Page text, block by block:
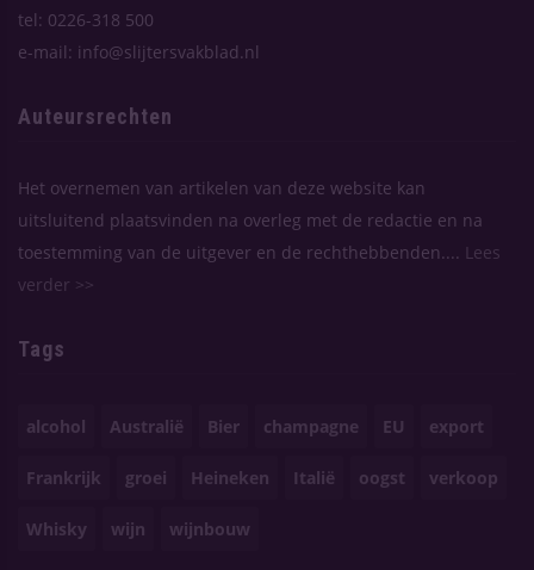
tel: 0226-318 500
e-mail: info@slijtersvakblad.nl
Auteursrechten
Het overnemen van artikelen van deze website kan
uitsluitend plaatsvinden na overleg met de redactie en na
toestemming van de uitgever en de rechthebbenden.... Lees
verder >>
Tags
alcohol Australië Bier champagne EU export
Frankrijk groei Heineken Italië oogst verkoop
Whisky wijn wijnbouw